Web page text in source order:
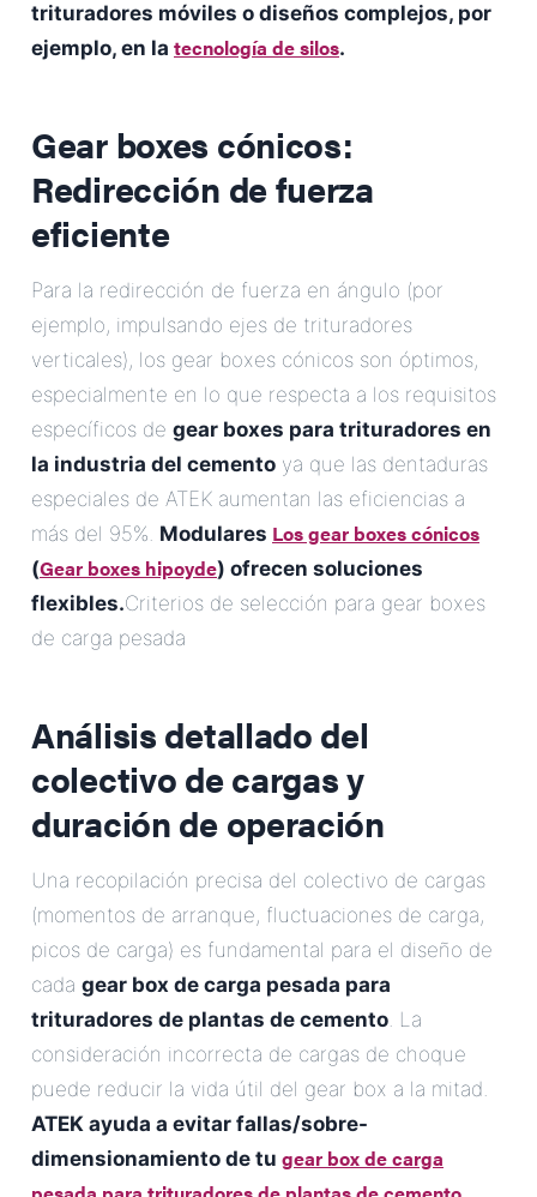
trituradores móviles o diseños complejos, por
ejemplo, en la tecnología de silos.
Gear boxes cónicos:
Redirección de fuerza
eficiente
Para la redirección de fuerza en ángulo (por
ejemplo, impulsando ejes de trituradores
verticales), los gear boxes cónicos son óptimos,
especialmente en lo que respecta a los requisitos
específicos de gear boxes para trituradores en
la industria del cemento ya que las dentaduras
especiales de ATEK aumentan las eficiencias a
más del 95%. Modulares Los gear boxes cónicos
(Gear boxes hipoyde) ofrecen soluciones
flexibles.Criterios de selección para gear boxes
de carga pesada
Análisis detallado del
colectivo de cargas y
duración de operación
Una recopilación precisa del colectivo de cargas
(momentos de arranque, fluctuaciones de carga,
picos de carga) es fundamental para el diseño de
cada gear box de carga pesada para
trituradores de plantas de cemento. La
consideración incorrecta de cargas de choque
puede reducir la vida útil del gear box a la mitad.
ATEK ayuda a evitar fallas/sobre-
dimensionamiento de tu gear box de carga